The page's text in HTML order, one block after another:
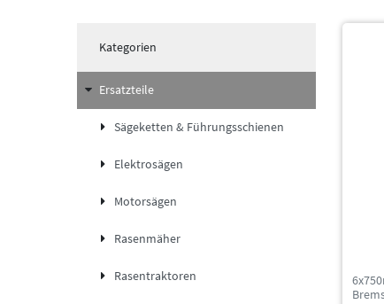
Kategorien
Ersatzteile
Sägeketten & Führungsschienen
Elektrosägen
Motorsägen
Rasenmäher
Rasentraktoren